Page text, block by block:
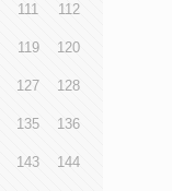
111 112
119 120
127 128
135 136
143 144